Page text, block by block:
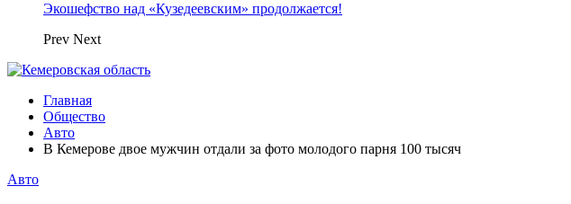
Экошефство над «Кузедеевским» продолжается!
Prev Next
Главная
Общество
Авто
В Кемерове двое мужчин отдали за фото молодого парня 100 тысяч
Авто